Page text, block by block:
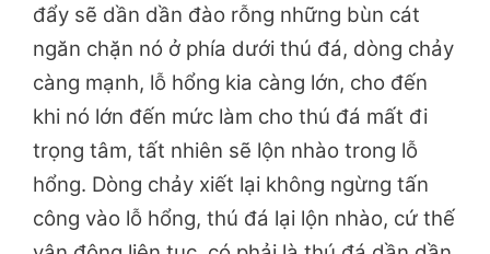
đẩy sẽ dần dần đào rỗng những bùn cát
ngăn chặn nó ở phía dưới thú đá, dòng chảy
càng mạnh, lỗ hổng kia càng lớn, cho đến
khi nó lớn đến mức làm cho thú đá mất đi
trọng tâm, tất nhiên sẽ lộn nhào trong lỗ
hổng. Dòng chảy xiết lại không ngừng tấn
công vào lỗ hổng, thú đá lại lộn nhào, cứ thế